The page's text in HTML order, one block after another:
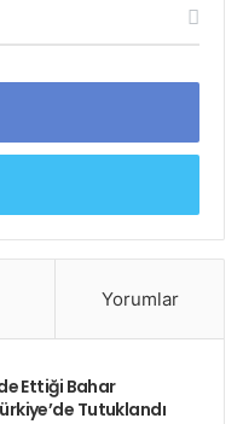
Yorumlar
Ettiği Bahar
Tutuklandı